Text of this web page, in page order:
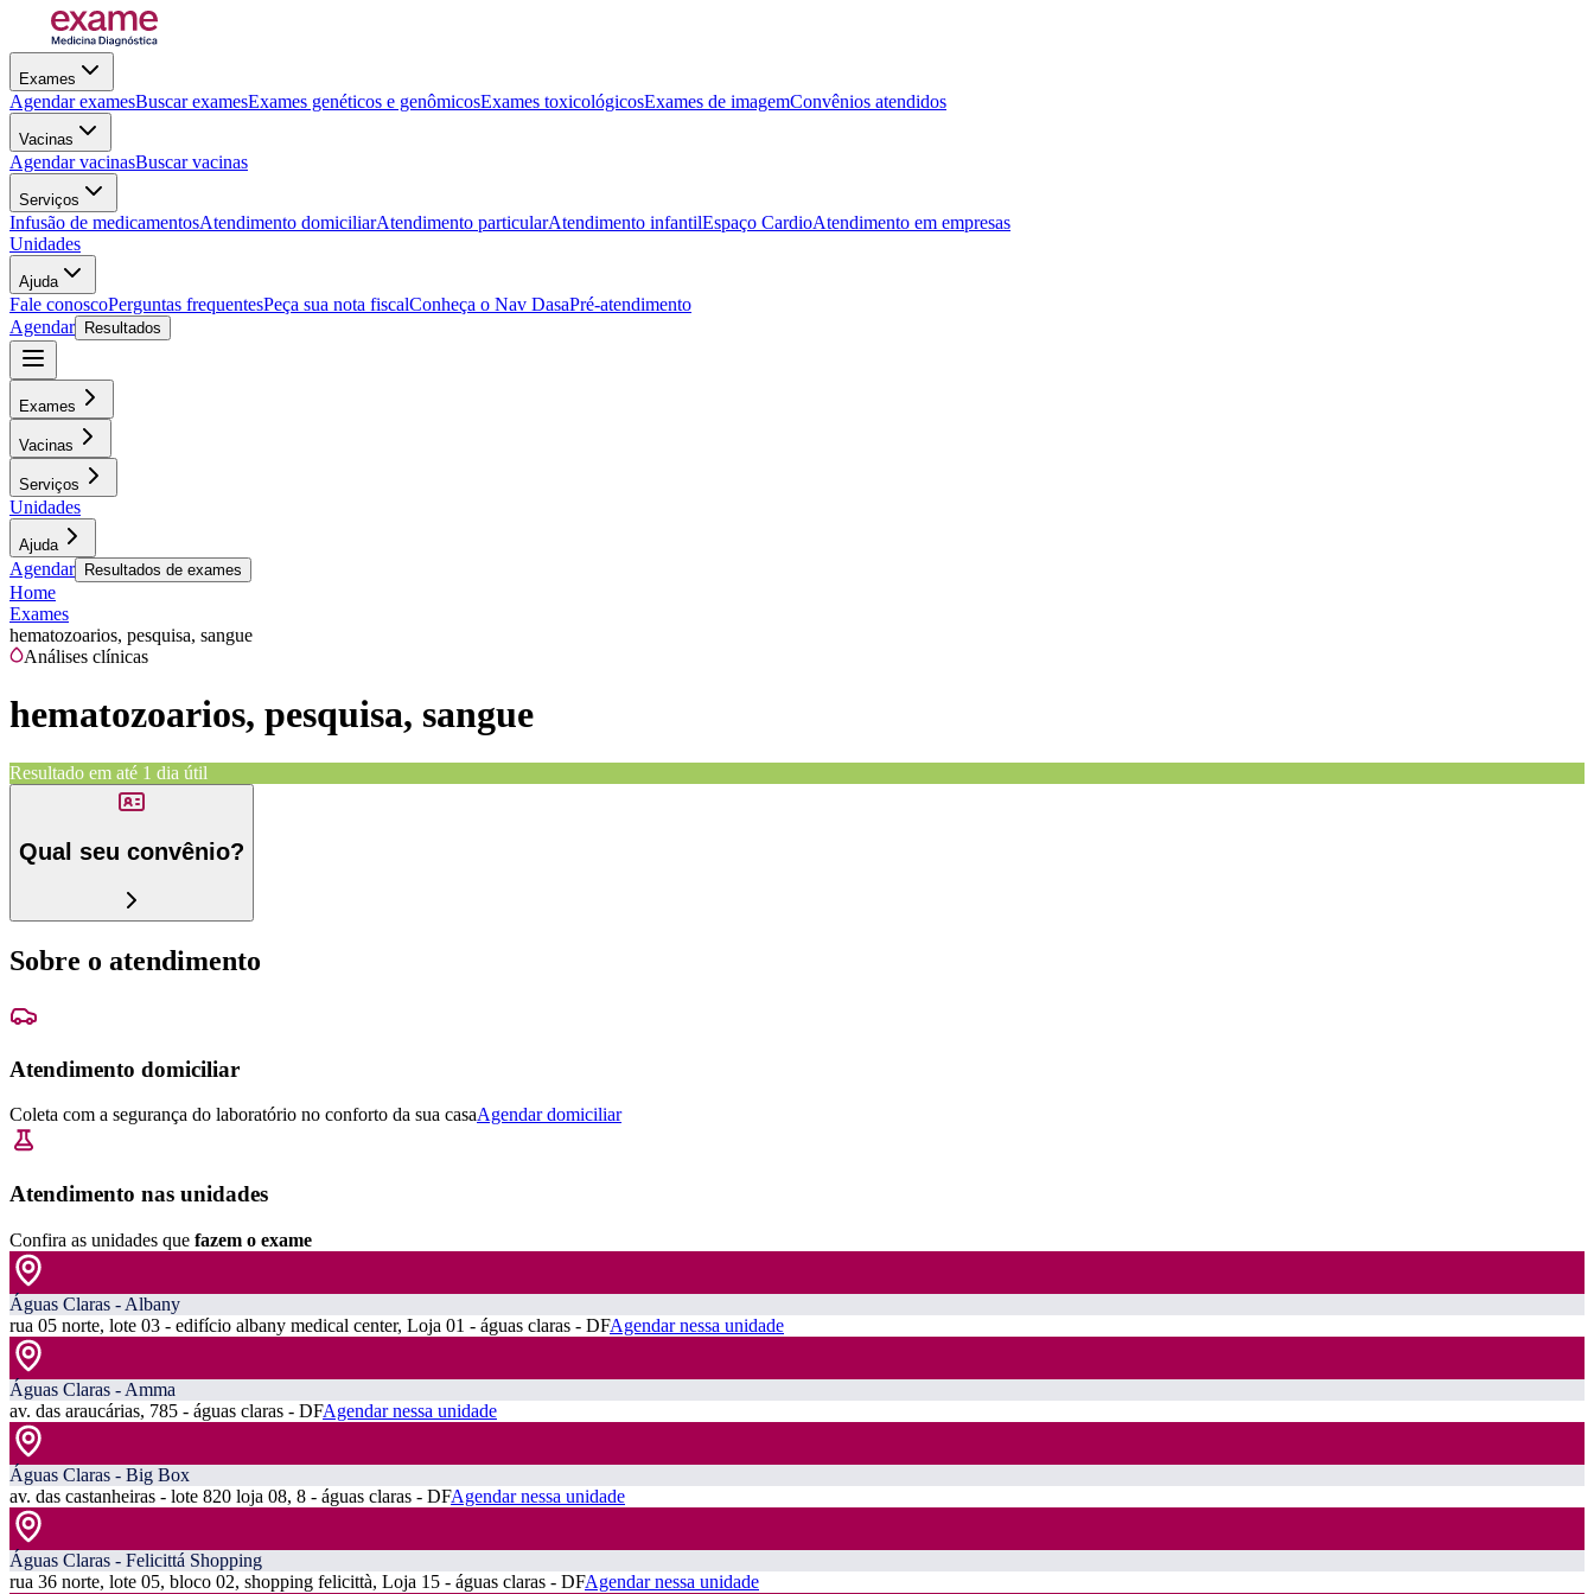
Exames
Agendar examesBuscar examesExames genéticos e genômicosExames toxicológicosExames de imagemConvênios atendidos
Vacinas
Agendar vacinasBuscar vacinas
Serviços
Infusão de medicamentosAtendimento domiciliarAtendimento particularAtendimento infantilEspaço CardioAtendimento em empresas
Unidades
Ajuda
Fale conoscoPerguntas frequentesPeça sua nota fiscalConheça o Nav DasaPré-atendimento
Agendar
Resultados
Exames
Vacinas
Serviços
Unidades
Ajuda
Agendar Resultados de exames
Home
Exames
hematozoarios, pesquisa, sangue
Análises clínicas
hematozoarios, pesquisa, sangue
Resultado em até 1 dia útil
Qual seu convênio?
Sobre o atendimento
Atendimento domiciliar
Coleta com a segurança do laboratório no conforto da sua casaAgendar domiciliar
Atendimento nas unidades
Confira as unidades que fazem o exame
Águas Claras - Albany
rua 05 norte, lote 03 - edifício albany medical center, Loja 01 - águas claras - DFAgendar nessa unidade
Águas Claras - Amma
av. das araucárias, 785 - águas claras - DFAgendar nessa unidade
Águas Claras - Big Box
av. das castanheiras - lote 820 loja 08, 8 - águas claras - DFAgendar nessa unidade
Águas Claras - Felicittá Shopping
rua 36 norte, lote 05, bloco 02, shopping felicittà, Loja 15 - águas claras - DFAgendar nessa unidade